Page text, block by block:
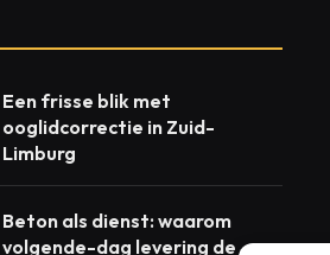
Een frisse blik met
ooglidcorrectie in Zuid-
Limburg
Beton als dienst: waarom
volgende-dag levering de